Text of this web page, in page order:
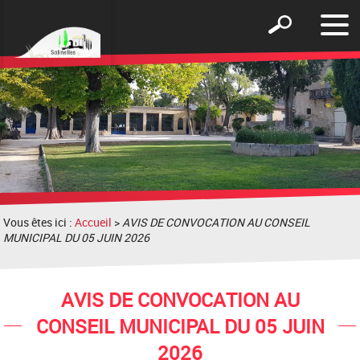
le
Afficher
formulaire
de
recherche
Vous êtes ici :Accueil >AVIS DE CONVOCATION AU CONSEIL
MUNICIPAL DU 05 JUIN 2026
AVIS DE CONVOCATION AU
CONSEIL MUNICIPAL DU 05 JUIN
2026